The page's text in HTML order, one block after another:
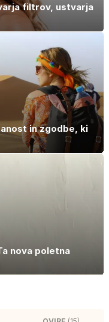
filtrov, ustvarja
in zgodbe, ki
nova poletna